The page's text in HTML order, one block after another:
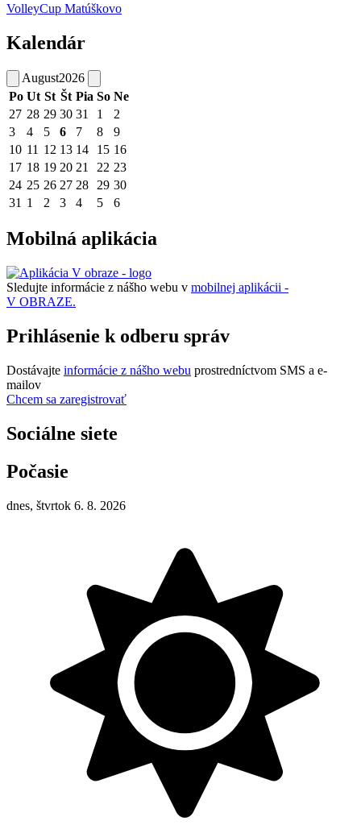
VolleyCup Matúškovo
Kalendár
August2026
Po Ut St Št Pia So Ne
27 28 29 30 31 1
2
3
4 5 6 7 8
9
10 11 12 13 14 15 16
17 18 19 20 21 22 23
24 25 26 27 28 29 30
31 1 2 3 4 5 6
Mobilná aplikácia
Sledujte informácie z nášho webu v mobilnej aplikácii -
V OBRAZE.
Prihlásenie k odberu správ
Dostávajte informácie z nášho webu prostredníctvom SMS a e-
mailov
Chcem sa zaregistrovať
Sociálne siete
Počasie
dnes, štvrtok 6. 8. 2026